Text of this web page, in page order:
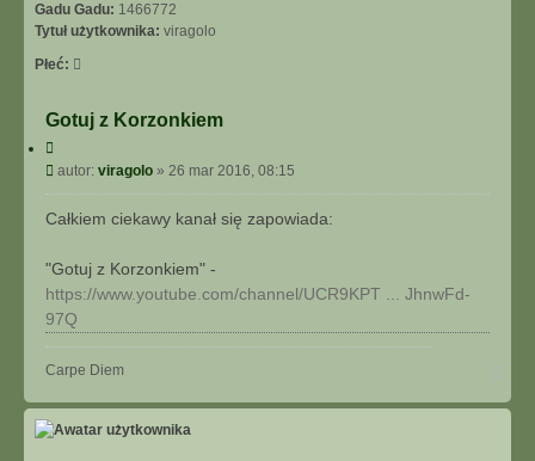
E
W
S
W
N
Gadu Gadu: 1466772
Tytuł użytkownika: viragolo
Płeć:
Gotuj z Korzonkiem
y
j
P
o
s
autor: viragolo » 26 mar 2016, 08:15
Całkiem ciekawy kanał się zapowiada:
"Gotuj z Korzonkiem" -
https://www.youtube.com/channel/UCR9KPT ... JhnwFd-
97Q
Carpe Diem
g